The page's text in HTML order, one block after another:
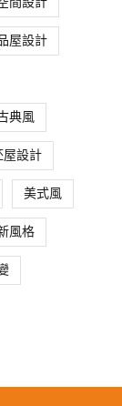
屋設計
典風
屋設計
美式風
風格